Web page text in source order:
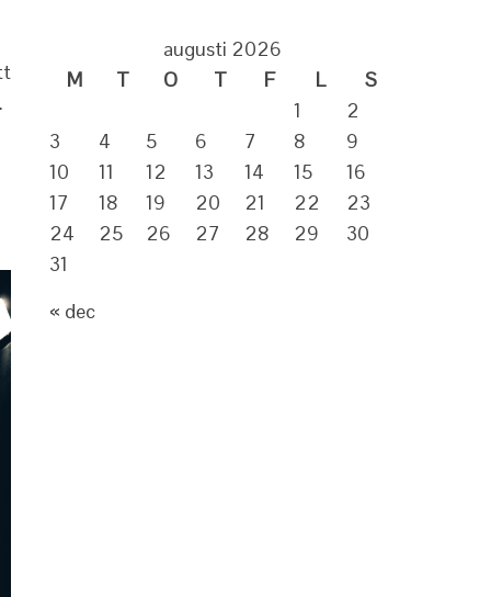
augusti 2026
M
T O T F L
S
1
2
3
4 5 6 7 8
9
10
11 12 13 14 15
16
17
18 19 20 21 22
23
24
25 26 27 28 29
30
31
« dec